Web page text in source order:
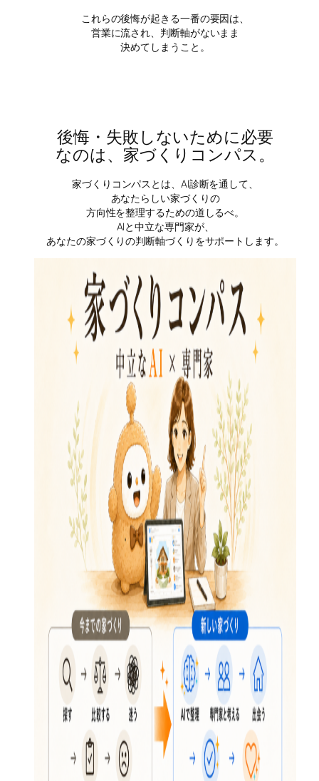
これらの後悔が起きる一番の要因は、
営業に流され、判断軸がないまま
決めてしまうこと。
後悔・失敗しないために必要
なのは、家づくりコンパス。
家づくりコンパスとは、AI診断を通して、
あなたらしい家づくりの
方向性を整理するための道しるべ。
AIと中立な専門家が、
あなたの家づくりの判断軸づくりをサポートします。